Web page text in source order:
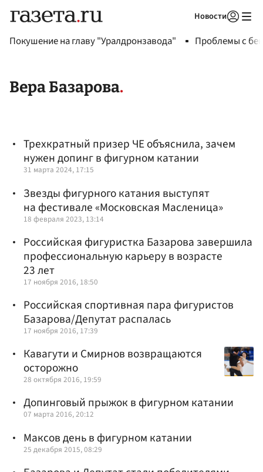
Новости
Покушение на главу "Уралдронзавода" Проблемы с
Вера Базарова
Трехкратный призер ЧЕ объяснила, зачем
нужен допинг в фигурном катании
31 марта 2024, 17:15
Звезды фигурного катания выступят
на фестивале «Московская Масленица»
18 февраля 2023, 13:14
Российская фигуристка Базарова завершила
профессиональную карьеру в возрасте
23 лет
17 ноября 2016, 18:50
Российская спортивная пара фигуристов
Базарова/Депутат распалась
17 ноября 2016, 17:39
Кавагути и Смирнов возвращаются
осторожно
28 октября 2016, 19:59
Допинговый прыжок в фигурном катании
07 марта 2016, 20:12
Максов день в фигурном катании
25 декабря 2015, 08:29